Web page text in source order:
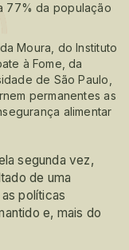
77% da população
Moura, do Instituto
à Fome, da
de São Paulo,
permanentes as
alimentar
segunda vez,
de uma
políticas
e, mais do